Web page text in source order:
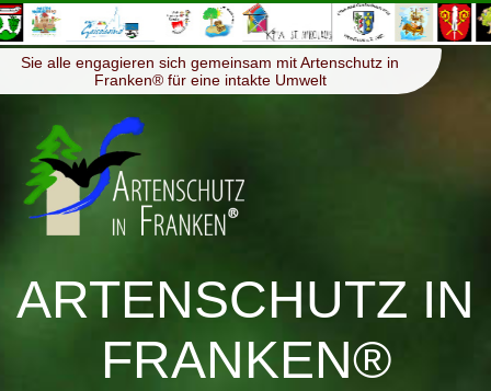
Menü ≡
Sie alle engagieren sich gemeinsam mit Artenschutz in
Franken® für eine intakte Umwelt
ARTENSCHUTZ IN
FRANKEN®